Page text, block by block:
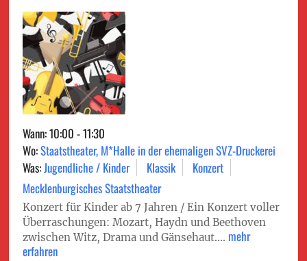
Wann: 10:00 - 11:30
Wo:Staatstheater, M*Halle in der ehemaligen SVZ-Druckerei
Was:Jugendliche / Kinder Klassik
Konzert
Mecklenburgisches Staatstheater
Konzert für Kinder ab 7 Jahren / Ein Konzert voller
Überraschungen: Mozart, Haydn und Beethoven
zwischen Witz, Drama und Gänsehaut.... mehr
erfahren